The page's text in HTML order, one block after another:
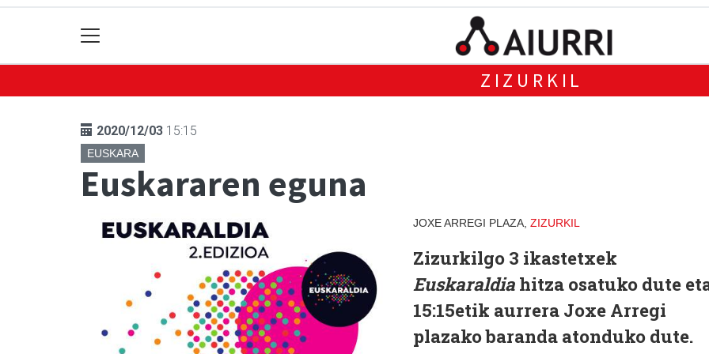
ZIZURKIL
2020/12/03 15:15
EUSKARA
Euskararen eguna
JOXE ARREGI PLAZA, ZIZURKIL
Zizurkilgo 3 ikastetxek
Euskaraldia hitza osatuko dute
15:15etik aurrera Joxe Arregi
plazako baranda atonduko dute.